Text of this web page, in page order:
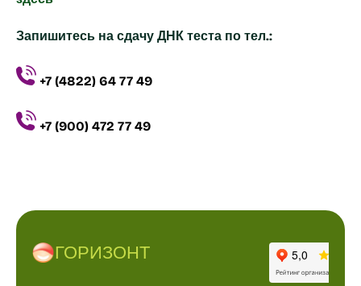
Запишитесь на сдачу ДНК теста по тел.:
+7 (4822) 64 77 49
+7 (900) 472 77 49
ГОРИЗОНТ